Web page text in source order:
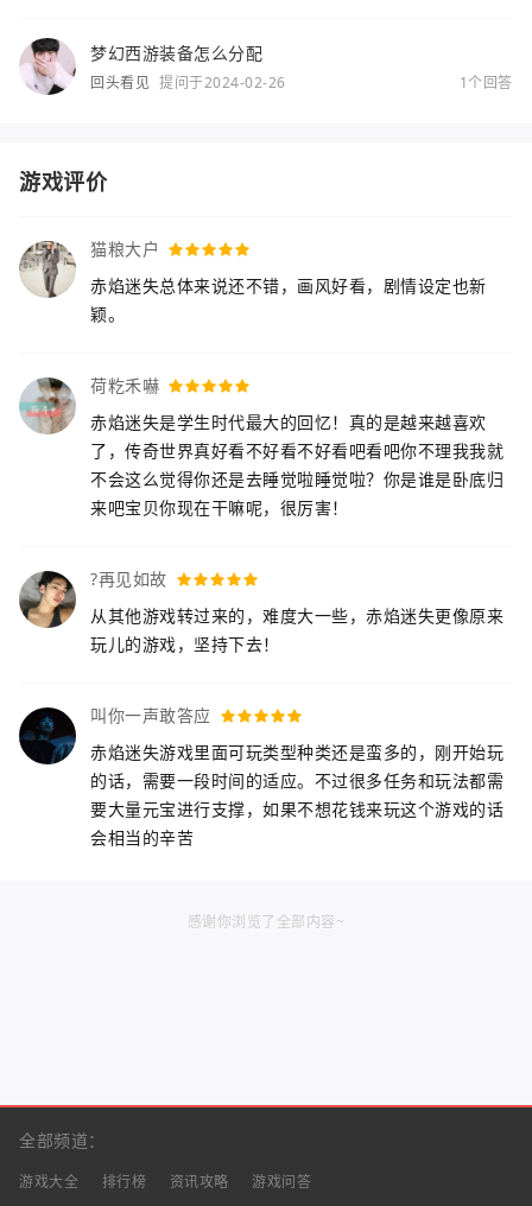
梦幻西游装备怎么分配
回头看见 提问于2024-02-26 1个回答
游戏评价
猫粮大户
赤焰迷失总体来说还不错，画风好看，剧情设定也新
颖。
荷籺禾嚇
赤焰迷失是学生时代最大的回忆！真的是越来越喜欢
了，传奇世界真好看不好看不好看吧看吧你不理我我就
不会这么觉得你还是去睡觉啦睡觉啦？你是谁是卧底归
来吧宝贝你现在干嘛呢，很厉害！
?再见如故
从其他游戏转过来的，难度大一些，赤焰迷失更像原来
玩儿的游戏，坚持下去！
叫你一声敢答应
赤焰迷失游戏里面可玩类型种类还是蛮多的，刚开始玩
的话，需要一段时间的适应。不过很多任务和玩法都需
要大量元宝进行支撑，如果不想花钱来玩这个游戏的话
会相当的辛苦
感谢你浏览了全部内容~
全部频道：
游戏大全 排行榜 资讯攻略 游戏问答